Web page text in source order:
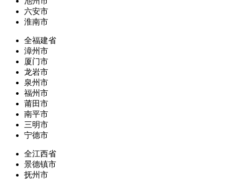
六安市
淮南市
全福建省
漳州市
厦门市
龙岩市
泉州市
福州市
莆田市
南平市
三明市
宁德市
全江西省
景德镇市
抚州市